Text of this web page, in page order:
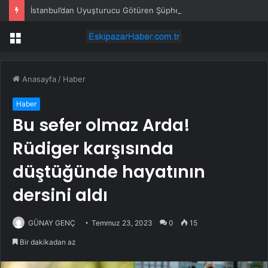
İstanbul’dan Uyuşturucu Götüren Şüpheli Yakalandı
Menü
Anasayfa / Haber
Haber
Bu sefer olmaz Arda!
Rüdiger karşısında
düştüğünde hayatının
dersini aldı
GÜNAY GENÇ Temmuz 23, 2023 0 15
Bir dakikadan az